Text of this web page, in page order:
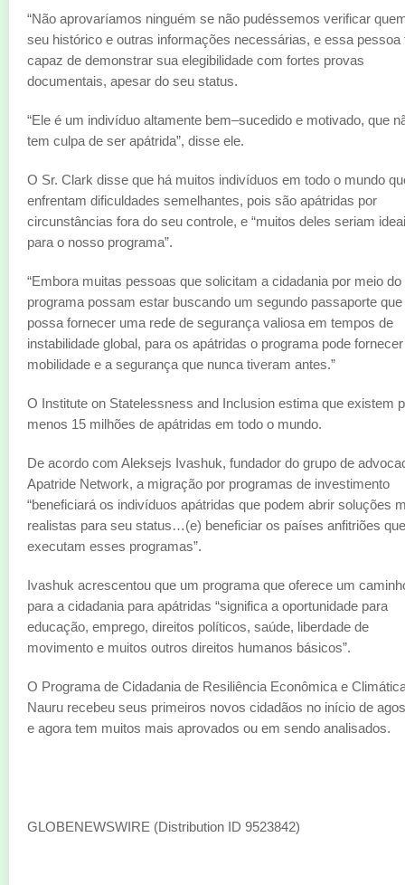
“Não aprovaríamos ninguém se não pudéssemos verificar
seu histórico e outras informações necessárias, e essa pessoa
capaz de demonstrar sua elegibilidade com fortes provas
documentais, apesar do seu status.
“Ele é um indivíduo altamente bem–sucedido e motivado, que
tem culpa de ser apátrida”, disse ele.
O Sr. Clark disse que há muitos indivíduos em todo o mundo
enfrentam dificuldades semelhantes, pois são apátridas por
circunstâncias fora do seu controle, e “muitos deles seriam
para o nosso programa”.
“Embora muitas pessoas que solicitam a cidadania por meio do
programa possam estar buscando um segundo passaporte que
possa fornecer uma rede de segurança valiosa em tempos de
instabilidade global, para os apátridas o programa pode
mobilidade e a segurança que nunca tiveram antes.”
O Institute on Statelessness and Inclusion estima que existem
menos 15 milhões de apátridas em todo o mundo.
De acordo com Aleksejs Ivashuk, fundador do grupo de
Apatride Network, a migração por programas de investimento
“beneficiará os indivíduos apátridas que podem abrir soluções
realistas para seu status…(e) beneficiar os países anfitriões que
executam esses programas”.
Ivashuk acrescentou que um programa que oferece um
para a cidadania para apátridas “significa a oportunidade para
educação, emprego, direitos políticos, saúde, liberdade de
movimento e muitos outros direitos humanos básicos”.
O Programa de Cidadania de Resiliência Econômica e
Nauru recebeu seus primeiros novos cidadãos no início de
e agora tem muitos mais aprovados ou em sendo analisados.
GLOBENEWSWIRE (Distribution ID 9523842)